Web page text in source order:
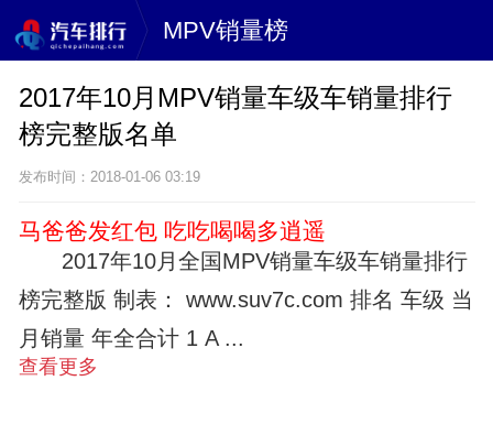
MPV销量榜
2017年10月MPV销量车级车销量排行
榜完整版名单
发布时间：2018-01-06 03:19
马爸爸发红包 吃吃喝喝多逍遥
2017年10月全国MPV销量车级车销量排行
榜完整版 制表： www.suv7c.com 排名 车级 当
月销量 年全合计 1 A ...
查看更多